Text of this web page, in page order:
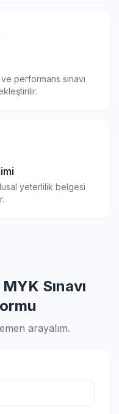
performans sınavı
yeterlilik belgesi
Sınavı
arayalım.